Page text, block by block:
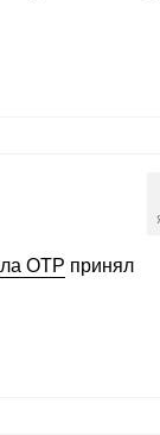
ОТР принял